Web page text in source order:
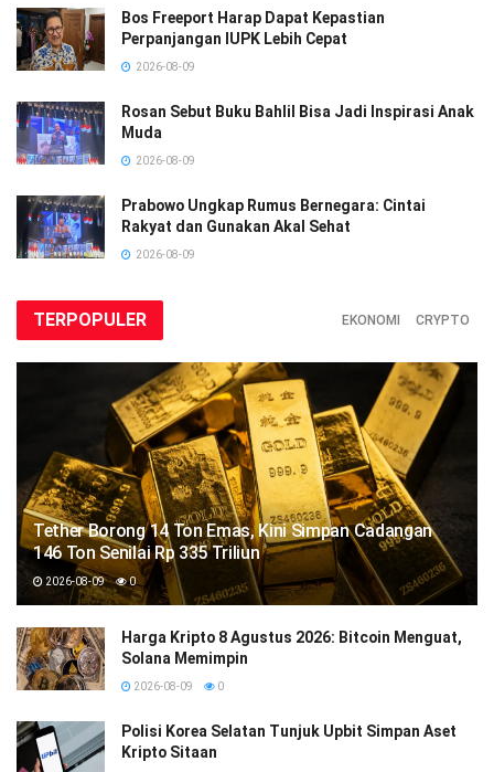
Bos Freeport Harap Dapat Kepastian
Perpanjangan IUPK Lebih Cepat
2026-08-09
Rosan Sebut Buku Bahlil Bisa Jadi Inspirasi Anak
Muda
2026-08-09
Prabowo Ungkap Rumus Bernegara: Cintai
Rakyat dan Gunakan Akal Sehat
2026-08-09
TERPOPULER EKONOMI CRYPTO
Tether Borong 14 Ton Emas, Kini Simpan Cadangan
146 Ton Senilai Rp 335 Triliun
2026-08-09 0
Harga Kripto 8 Agustus 2026: Bitcoin Menguat,
Solana Memimpin
2026-08-09 0
Polisi Korea Selatan Tunjuk Upbit Simpan Aset
Kripto Sitaan